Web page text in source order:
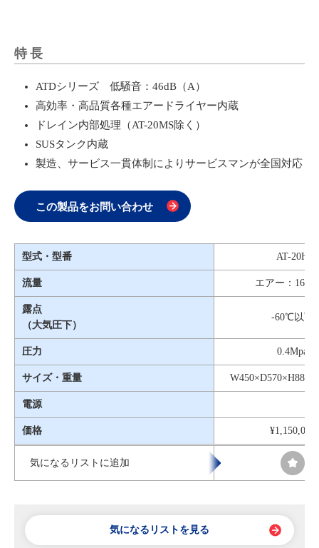
特長
ATDシリーズ 低騒音：46dB（A）
高効率・高品質各種エアードライヤー内蔵
ドレイン内部処理（AT-20MS除く）
SUSタンク内蔵
製造、サービス一貫体制によりサービスマンが全国対応
この製品をお問い合わせ
型式・型番 AT-20H
流量 エアー：16L/
露点
（大気圧下）
-60℃以下
圧力 0.4Mpa
サイズ・重量
電源
価格 ¥1,150,000
気になるリストに追加
気になるリストを見る